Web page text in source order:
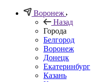
Воронеж
Назад
Города
Белгород
Воронеж
Донецк
Екатеринбург
Казань